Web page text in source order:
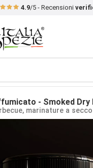
4.9/5 - Recensioni
- Smoked Dry
marinature a